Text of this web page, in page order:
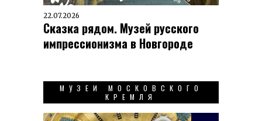
22.07.2026
Сказка рядом. Музей русского
импрессионизма в Новгороде
МУЗЕИ МОСКОВСКОГО
КРЕМЛЯ